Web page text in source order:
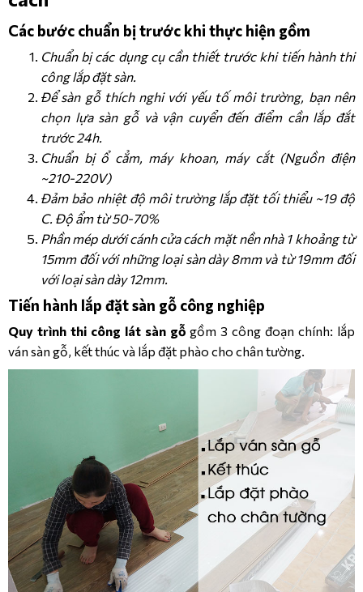
12mm/AC5
Kronopol
Aqua
Symfonia
–
12mm/AC5
Các bước chuẩn bị trước khi thực hiện gồm
Chuẩn bị các dụng cụ cần thiết trước khi tiến hành thi
công lắp đặt sàn.
Để sàn gỗ thích nghi với yếu tố môi trường, bạn nên
chọn lựa sàn gỗ và vận cuyển đến điểm cần lắp đắt
trước 24h.
Chuẩn bị ổ cẳm, máy khoan, máy cắt (Nguồn điện
~210-220V)
Đảm bảo nhiệt độ môi trường lắp đặt tối thiểu ~19 độ
C. Độ ẩm từ 50-70%
Phần mép dưới cánh cửa cách mặt nền nhà 1 khoảng từ
15mm đối với những loại sàn dày 8mm và từ 19mm đối
với loại sàn dày 12mm.
Tiến hành lắp đặt sàn gỗ công nghiệp
Quy trình thi công lát sàn gỗ gồm 3 công đoạn chính: lắp
ván sàn gỗ, kết thúc và lắp đặt phào cho chân tường.